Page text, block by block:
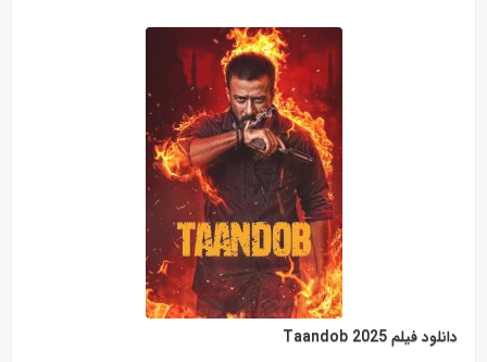
دانلود فیلم Taandob 2025